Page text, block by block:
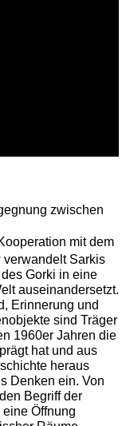
zwischen
mit dem
verwandelt Sarkis
Gorki in eine
auseinandersetzt.
Erinnerung und
sind Träger
1960er Jahren die
hat und aus
heraus
Denken ein. Von
Begriff der
Öffnung